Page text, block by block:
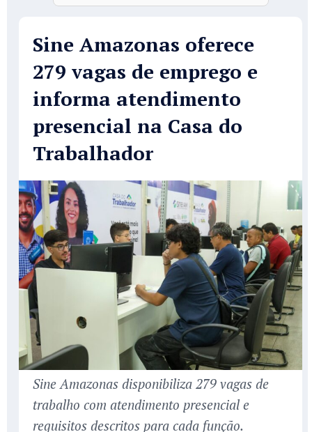
Sine Amazonas oferece
279 vagas de emprego e
informa atendimento
presencial na Casa do
Trabalhador
Sine Amazonas disponibiliza 279 vagas de
trabalho com atendimento presencial e
requisitos descritos para cada função.